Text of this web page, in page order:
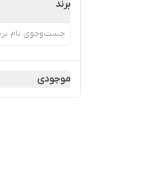
برند
موجودی